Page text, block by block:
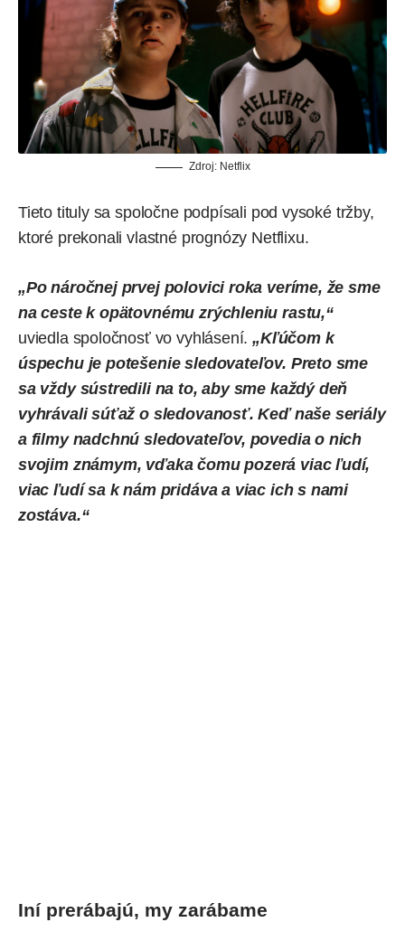
Zdroj: Netflix
Tieto tituly sa spoločne podpísali pod vysoké tržby,
ktoré prekonali vlastné prognózy Netflixu.
„Po náročnej prvej polovici roka veríme, že sme
na ceste k opätovnému zrýchleniu rastu,“
uviedla spoločnosť vo vyhlásení.„Kľúčom k
úspechu je potešenie sledovateľov. Preto sme
sa vždy sústredili na to, aby sme každý deň
vyhrávali súťaž o sledovanosť. Keď naše seriály
a filmy nadchnú sledovateľov, povedia o nich
svojim známym, vďaka čomu pozerá viac ľudí,
viac ľudí sa k nám pridáva a viac ich s nami
zostáva.“
Iní prerábajú, my zarábame